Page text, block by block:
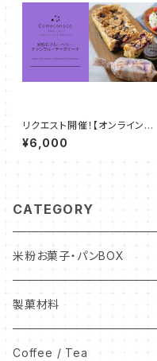
リクエスト開催！【オンラインお
菓子レッスン】米粉のブルーベリ
ークランブルチーズケーキ＆米
¥6,000
CATEGORY
米粉お菓子・パンBOX
製菓材料
Coffee / Tea